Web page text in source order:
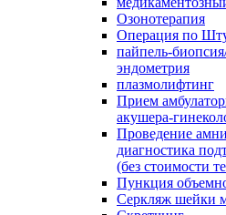
Озонотерапия
Операция по
пайпель-
эндометрия
плазмолифтинг
Прием
акушера-
Проведение
диагностика
(без стоимости
Пункция
Серкляж шейки